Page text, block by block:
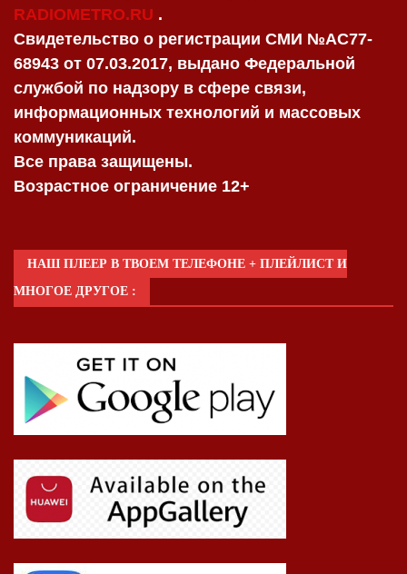
RADIOMETRO.RU .
Свидетельство о регистрации СМИ №AC77-
68943 от 07.03.2017, выдано Федеральной
службой по надзору в сфере связи,
информационных технологий и массовых
коммуникаций.
Все права защищены.
Возрастное ограничение 12+
НАШ ПЛЕЕР В ТВОЕМ ТЕЛЕФОНЕ + ПЛЕЙЛИСТ И
МНОГОЕ ДРУГОЕ :